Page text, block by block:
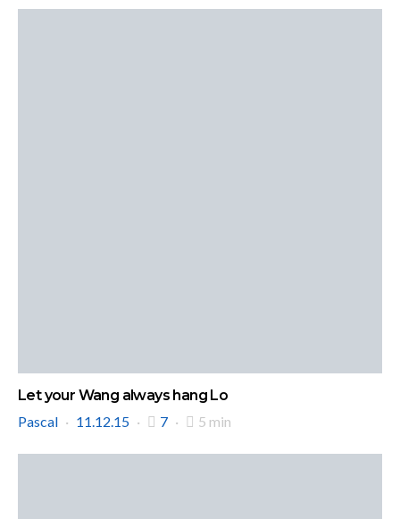
Let your Wang always hang Lo
Pascal
11.12.15 7 5 min